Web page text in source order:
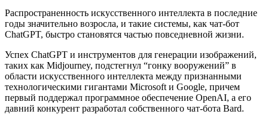
Распространенность искусственного интеллекта в последние
годы значительно возросла, и такие системы, как чат-бот
ChatGPT, быстро становятся частью повседневной жизни.
Успех ChatGPT и инструментов для генерации изображений,
таких как Midjourney, подстегнул “гонку вооружений” в
области искусственного интеллекта между признанными
технологическими гигантами Microsoft и Google, причем
первый поддержал программное обеспечение OpenAI, а его
давний конкурент разработал собственного чат-бота Bard.